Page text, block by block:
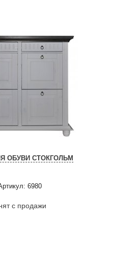
ОБУВИ СТОКГОЛЬМ
6980
с продажи